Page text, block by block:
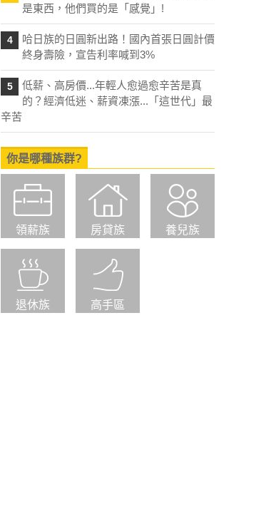
是東西，他們買的是「感覺」!
4
哈日族的日圓新出路！國內首張日圓計價
終身壽險，宣告利率喊到3%
5
低薪、高房價...年輕人愈過愈辛苦是真
的？經濟低迷、薪資凍漲...「這世代」最
辛苦
你是哪種族群?
領薪族 房貸族 養兒族
退休族 高手區